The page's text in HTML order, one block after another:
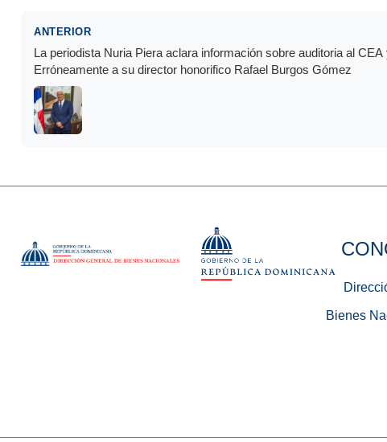
ANTERIOR
La periodista Nuria Piera aclara información sobre auditoria al
Erróneamente a su director honorifico Rafael Burgos Gómez
Bienes